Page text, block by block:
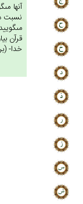
آنها
نسبت
قرآن
خدا-